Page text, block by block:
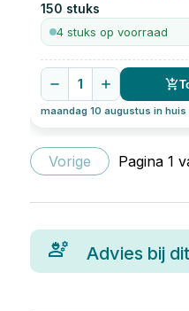
150 stuks
4 stuks op voorraad
1
maandag 10 augustus in huis
Vorige Pagina 1
Advies bij